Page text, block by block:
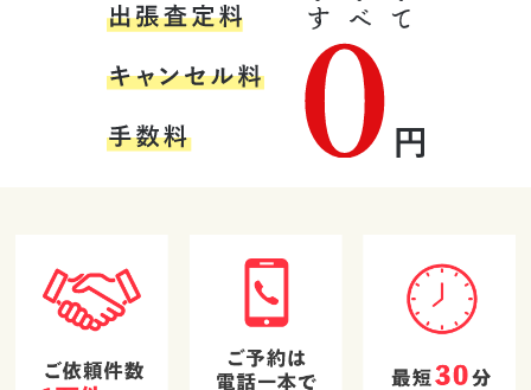
た際もお願いし
たいと思いま
す。信頼できる
おすすめの業者
★★★★★
金本様に出張買
取のご対応をし
た。大変気持ち
した。また機会
があればぜひお
願いしたいと感
1
★★★★★
とても丁寧に説
明していただけ
てありがたかっ
1
★★★★★
レトロ家具を買
い取ってもらお
うと思っていま
したが、状態が
と思っていたア
クセサリーに思
いもよらない値
です。鑑定士の
1